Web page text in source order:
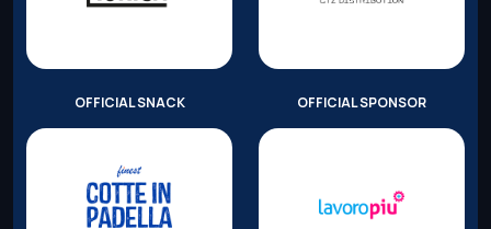
OFFICIAL SNACK OFFICIAL SPONSOR